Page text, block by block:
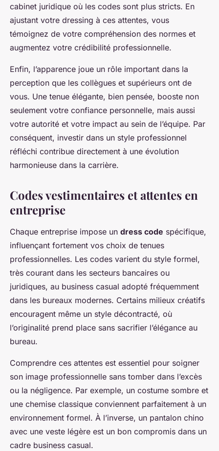
cabinet juridique où les codes sont plus stricts. En
ajustant votre dressing à ces attentes, vous
témoignez de votre compréhension des normes et
augmentez votre crédibilité professionnelle.
Enfin, l’apparence joue un rôle important dans la
perception que les collègues et supérieurs ont de
vous. Une tenue élégante, bien pensée, booste non
seulement votre confiance personnelle, mais aussi
votre autorité et votre impact au sein de l’équipe. Par
conséquent, investir dans un style professionnel
réfléchi contribue directement à une évolution
harmonieuse dans la carrière.
Codes vestimentaires et attentes en
entreprise
Chaque entreprise impose un dress code spécifique,
influençant fortement vos choix de tenues
professionnelles. Les codes varient du style formel,
très courant dans les secteurs bancaires ou
juridiques, au business casual adopté fréquemment
dans les bureaux modernes. Certains milieux créatifs
encouragent même un style décontracté, où
l’originalité prend place sans sacrifier l’élégance au
bureau.
Comprendre ces attentes est essentiel pour soigner
son image professionnelle sans tomber dans l’excès
ou la négligence. Par exemple, un costume sombre et
une chemise classique conviennent parfaitement à un
environnement formel. À l’inverse, un pantalon chino
avec une veste légère est un bon compromis dans un
cadre business casual.